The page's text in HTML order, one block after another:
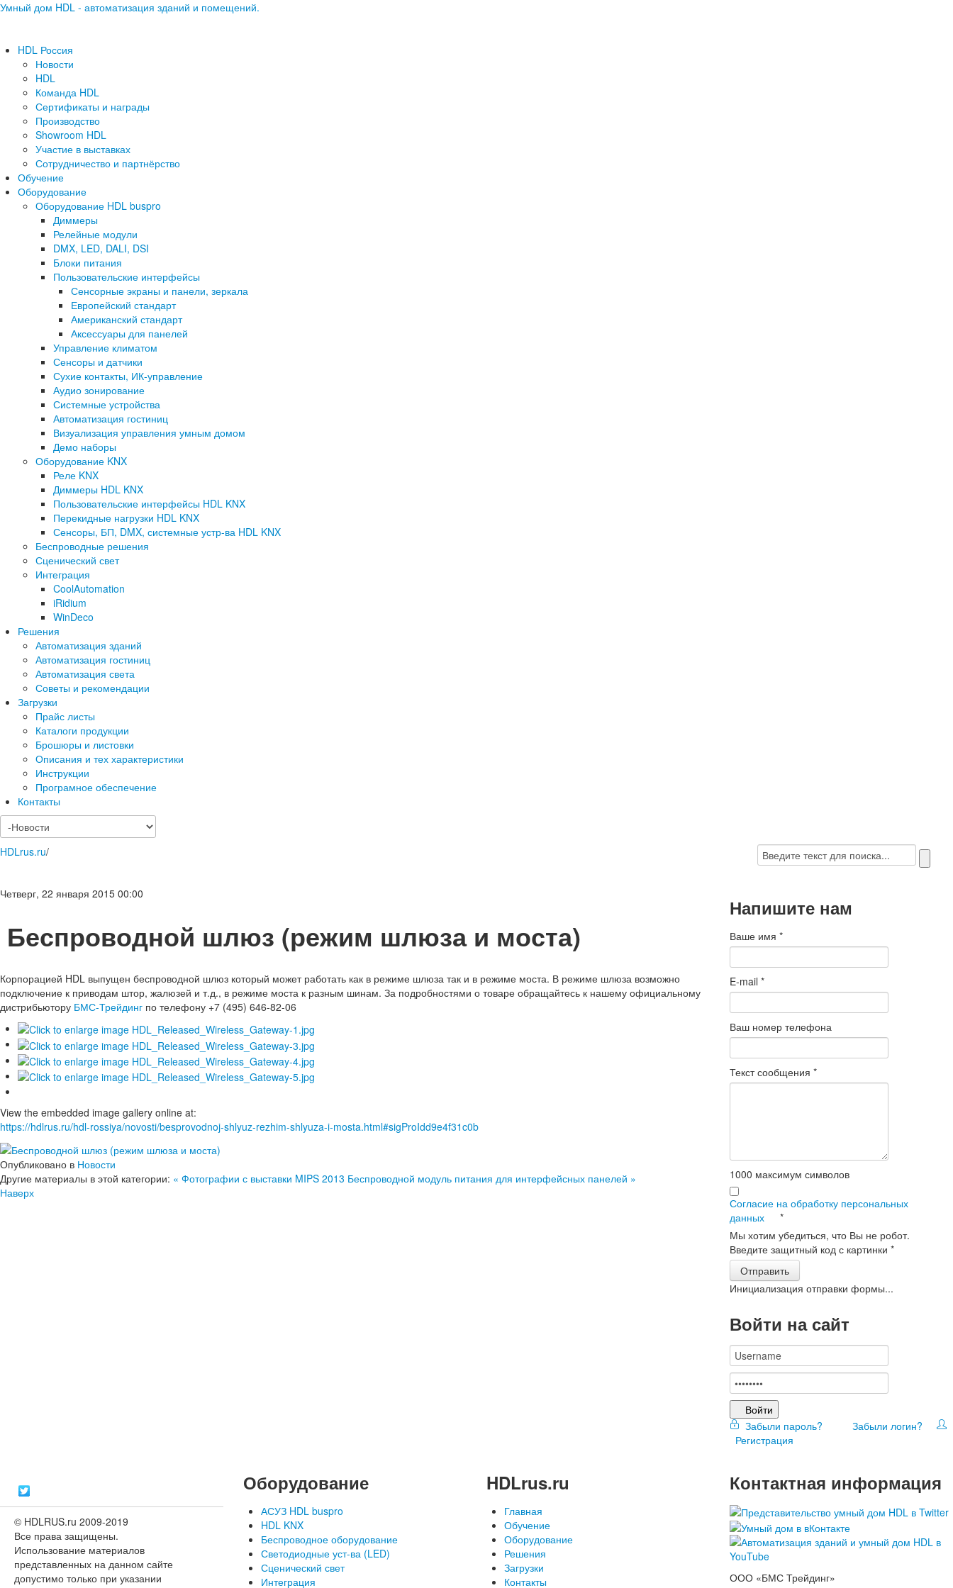
Умный дом HDL - автоматизация зданий и помещений.
HDL Россия
Новости
HDL
Команда HDL
Сертификаты и награды
Производство
Showroom HDL
Участие в выставках
Сотрудничество и партнёрство
Обучение
Оборудование
Оборудование HDL buspro
Диммеры
Релейные модули
DMX, LED, DALI, DSI
Блоки питания
Пользовательские интерфейсы
Сенсорные экраны и панели, зеркала
Европейский стандарт
Американский стандарт
Аксессуары для панелей
Управление климатом
Сенсоры и датчики
Сухие контакты, ИК-управление
Аудио зонирование
Системные устройства
Автоматизация гостиниц
Визуализация управления умным домом
Демо наборы
Оборудование KNX
Реле KNX
Диммеры HDL KNX
Пользовательские интерфейсы HDL KNX
Перекидные нагрузки HDL KNX
Сенсоры, БП, DMX, системные устр-ва HDL KNX
Беспроводные решения
Сценический свет
Интеграция
CoolAutomation
iRidium
WinDeco
Решения
Автоматизация зданий
Автоматизация гостиниц
Автоматизация света
Советы и рекомендации
Загрузки
Прайс листы
Каталоги продукции
Брошюры и листовки
Описания и тех характеристики
Инструкции
Програмное обеспечение
Контакты
HDLrus.ru/
Четверг, 22 января 2015 00:00
Беспроводной шлюз (режим шлюза и моста)
Корпорацией HDL выпущен беспроводной шлюз который может работать как в режиме шлюза так и в режиме моста. В режиме шлюза возможно
подключение к приводам штор, жалюзей и т.д., в режиме моста к разным шинам. За подробностями о товаре обращайтесь к нашему официальному
дистрибьютору БМС-Трейдинг по телефону +7 (495) 646-82-06
View the embedded image gallery online at:
https://hdlrus.ru/hdl-rossiya/novosti/besprovodnoj-shlyuz-rezhim-shlyuza-i-mosta.html#sigProIdd9e4f31c0b
Опубликовано в Новости
Другие материалы в этой категории: « Фотографии с выставки MIPS 2013 Беспроводной модуль питания для интерфейсных панелей »
Наверх
Напишите нам
Ваше имя*
E-mail*
Ваш номер телефона
Текст сообщения*
1000 максимум символов
Согласие на обработку персональных
данных
*
Мы хотим убедиться, что Вы не робот.
Введите защитный код с картинки*
Отправить
Инициализация отправки формы...
Войти на сайт
Войти
Забыли пароль?
Забыли логин?
Регистрация
© HDLRUS.ru 2009-2019
Все права защищены.
Использование материалов
представленных на данном сайте
допустимо только при указании
Оборудование
АСУЗ HDL buspro
HDL KNX
Беспроводное оборудование
Светодиодные уст-ва (LED)
Сценический свет
Интеграция
HDLrus.ru
Главная
Обучение
Оборудование
Решения
Загрузки
Контакты
Контактная информация
ООО «БМС Трейдинг»